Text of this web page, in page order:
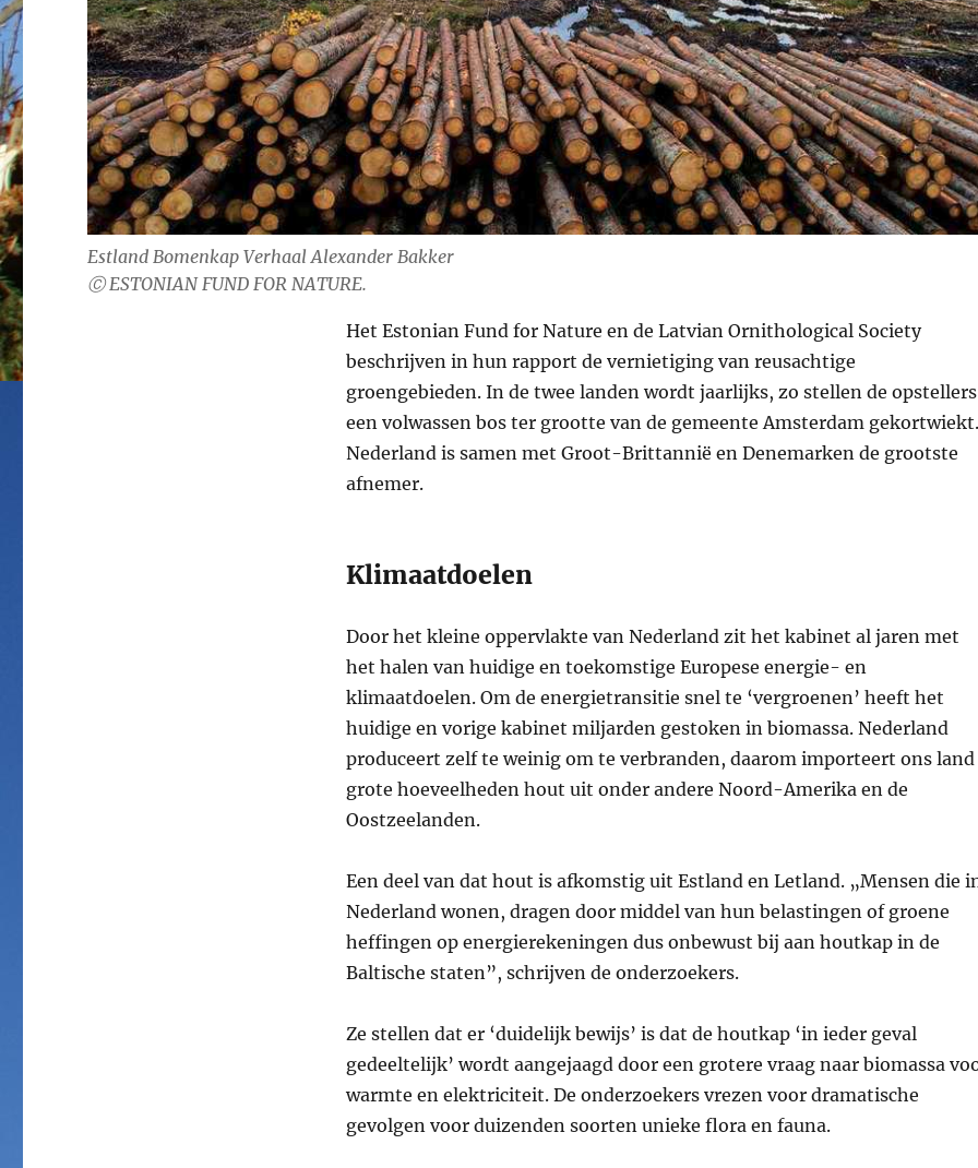
Estland Bomenkap Verhaal Alexander Bakker
Ⓒ ESTONIAN FUND FOR NATURE.
Het Estonian Fund for Nature en de Latvian Ornithological Society
beschrijven in hun rapport de vernietiging van reusachtige
groengebieden. In de twee landen wordt jaarlijks, zo stellen de
een volwassen bos ter grootte van de gemeente Amsterdam gekortwiekt.
Nederland is samen met Groot-Brittannië en Denemarken de grootste
afnemer.
Klimaatdoelen
Door het kleine oppervlakte van Nederland zit het kabinet al jaren met
het halen van huidige en toekomstige Europese energie- en
klimaatdoelen. Om de energietransitie snel te ‘vergroenen’ heeft het
huidige en vorige kabinet miljarden gestoken in biomassa. Nederland
produceert zelf te weinig om te verbranden, daarom importeert ons land
grote hoeveelheden hout uit onder andere Noord-Amerika en de
Oostzeelanden.
Een deel van dat hout is afkomstig uit Estland en Letland. „Mensen die
Nederland wonen, dragen door middel van hun belastingen of groene
heffingen op energierekeningen dus onbewust bij aan houtkap in de
Baltische staten”, schrijven de onderzoekers.
Ze stellen dat er ‘duidelijk bewijs’ is dat de houtkap ‘in ieder geval
gedeeltelijk’ wordt aangejaagd door een grotere vraag naar biomassa
warmte en elektriciteit. De onderzoekers vrezen voor dramatische
gevolgen voor duizenden soorten unieke flora en fauna.